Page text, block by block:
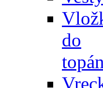
do